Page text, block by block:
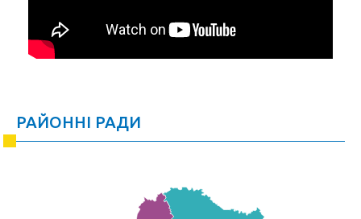
РАЙОННІ РАДИ